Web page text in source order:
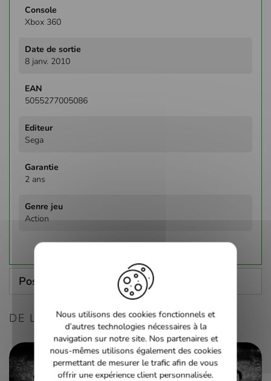
Xbox 360
8 janv. 2010
5055277005086
Sega
2 ans
Action
Poser une question
DE LA MÊME CONSOLE
Nous utilisons des cookies fonctionnels et
d’autres technologies nécessaires à la
navigation sur notre site. Nos partenaires et
nous-mêmes utilisons également des cookies
permettant de mesurer le trafic afin de vous
offrir une expérience client personnalisée.